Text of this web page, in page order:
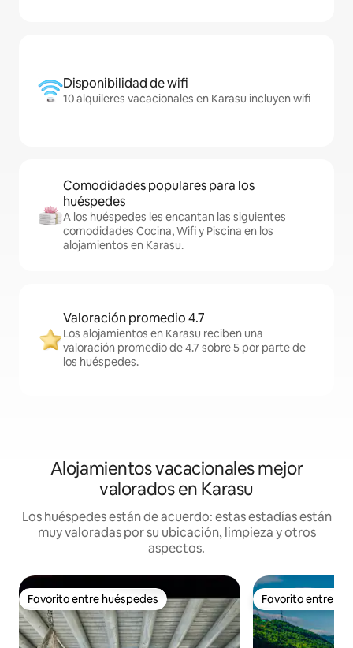
Disponibilidad de wifi
10 alquileres vacacionales en Karasu incluyen wifi
Comodidades populares para los
huéspedes
A los huéspedes les encantan las siguientes
comodidades Cocina, Wifi y Piscina en los
alojamientos en Karasu.
Valoración promedio 4.7
Los alojamientos en Karasu reciben una
valoración promedio de 4.7 sobre 5 por parte de
los huéspedes.
Alojamientos vacacionales mejor
valorados en Karasu
Los huéspedes están de acuerdo: estas estadías están
muy valoradas por su ubicación, limpieza y otros
aspectos.
Favorito entre huéspedes
Favorito entre huéspedes Favorito entre
Favorito entre